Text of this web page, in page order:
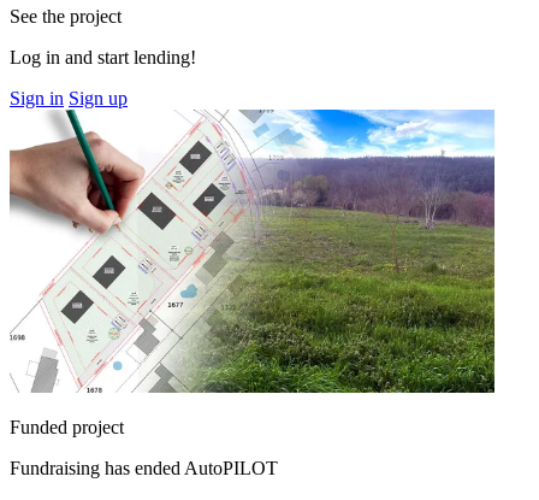
See the project
Log in and start lending!
Sign in Sign up
Funded project
Fundraising has endedAutoPILOT